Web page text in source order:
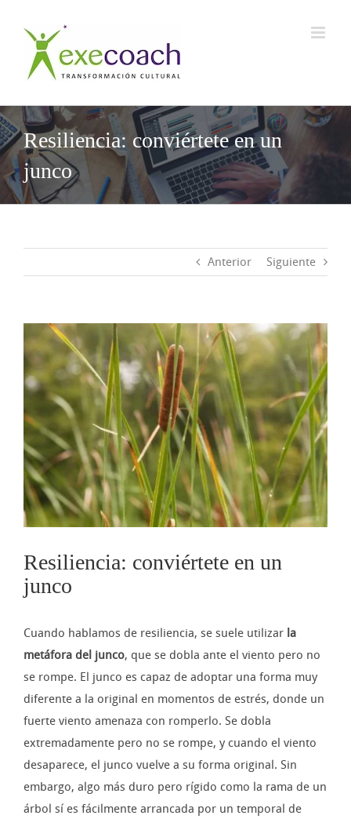
contenido
Resiliencia: conviértete en un
junco
Anterior Siguiente
imagen
más
grande
Resiliencia: conviértete en un
junco
Cuando hablamos de resiliencia, se suele utilizar la
metáfora del junco, que se dobla ante el viento pero no
se rompe. El junco es capaz de adoptar una forma muy
diferente a la original en momentos de estrés, donde un
fuerte viento amenaza con romperlo. Se dobla
extremadamente pero no se rompe, y cuando el viento
desaparece, el junco vuelve a su forma original. Sin
embargo, algo más duro pero rígido como la rama de un
árbol sí es fácilmente arrancada por un temporal de